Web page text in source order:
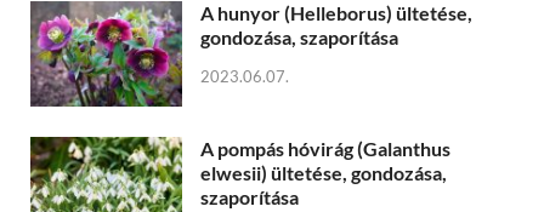
A hunyor (Helleborus) ültetése,
gondozása, szaporítása
2023.06.07.
A pompás hóvirág (Galanthus
elwesii) ültetése, gondozása,
szaporítása